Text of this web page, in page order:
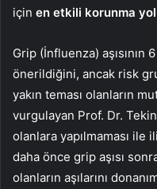
için en etkili korunma
Grip (İnfluenza) aşısının
önerildiğini, ancak risk
yakın teması olanların
vurgulayan Prof. Dr.
olanlara yapılmaması ile
daha önce grip aşısı
olanların aşılarını